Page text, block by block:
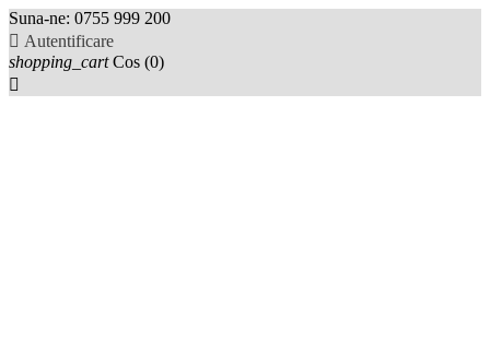
Suna-ne: 0755 999 200
 Autentificare
shopping_cart Cos (0)
